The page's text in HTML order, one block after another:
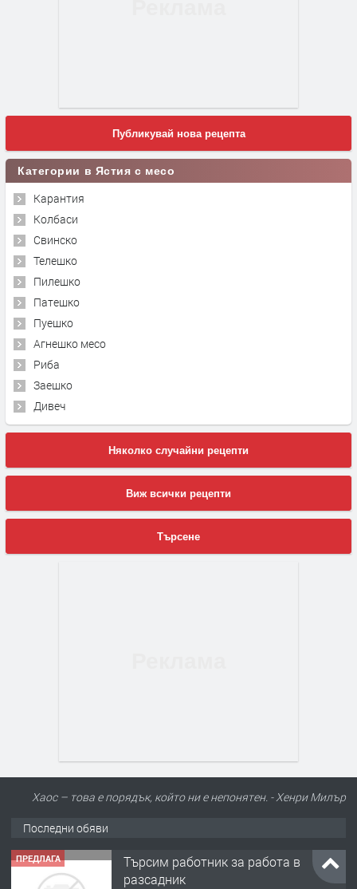
Публикувай нова рецепта
Категории в Ястия с месо
Карантия
Колбаси
Свинско
Телешко
Пилешко
Патешко
Пуешко
Агнешко месо
Риба
Заешко
Дивеч
Няколко случайни рецепти
Виж всички рецепти
Търсене
Хаос – това е порядък, който ни е непонятен. - Хенри Милър
Последни обяви
ПРЕДЛАГА
Търсим работник за работа в
разсадник